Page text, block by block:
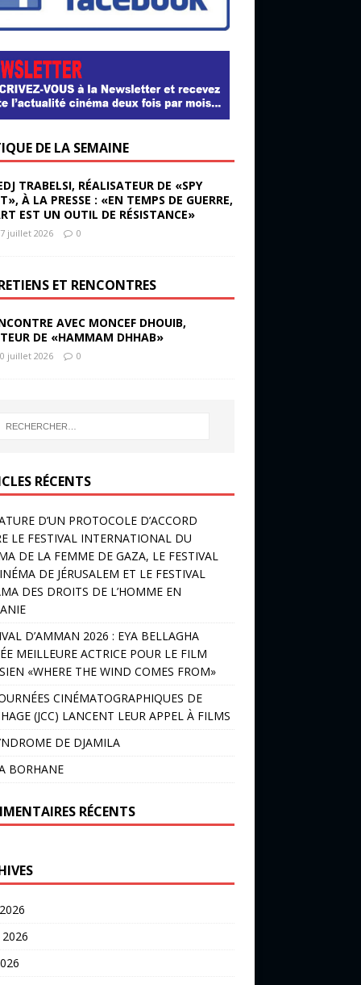
DE LA SEMAINE
TRABELSI, RÉALISATEUR DE «SPY
À LA PRESSE : «EN TEMPS DE GUERRE,
EST UN OUTIL DE RÉSISTANCE»
juillet 2026 0
ET RENCONTRES
AVEC MONCEF DHOUIB,
DE «HAMMAM DHHAB»
juillet 2026 0
RÉCENTS
D’UN PROTOCOLE D’ACCORD
LE FESTIVAL INTERNATIONAL DU
DE LA FEMME DE GAZA, LE FESTIVAL
DE JÉRUSALEM ET LE FESTIVAL
DES DROITS DE L’HOMME EN
D’AMMAN 2026 : EYA BELLAGHA
MEILLEURE ACTRICE POUR LE FILM
«WHERE THE WIND COMES FROM»
CINÉMATOGRAPHIQUES DE
(JCC) LANCENT LEUR APPEL À FILMS
DE DJAMILA
BORHANE
RÉCENTS